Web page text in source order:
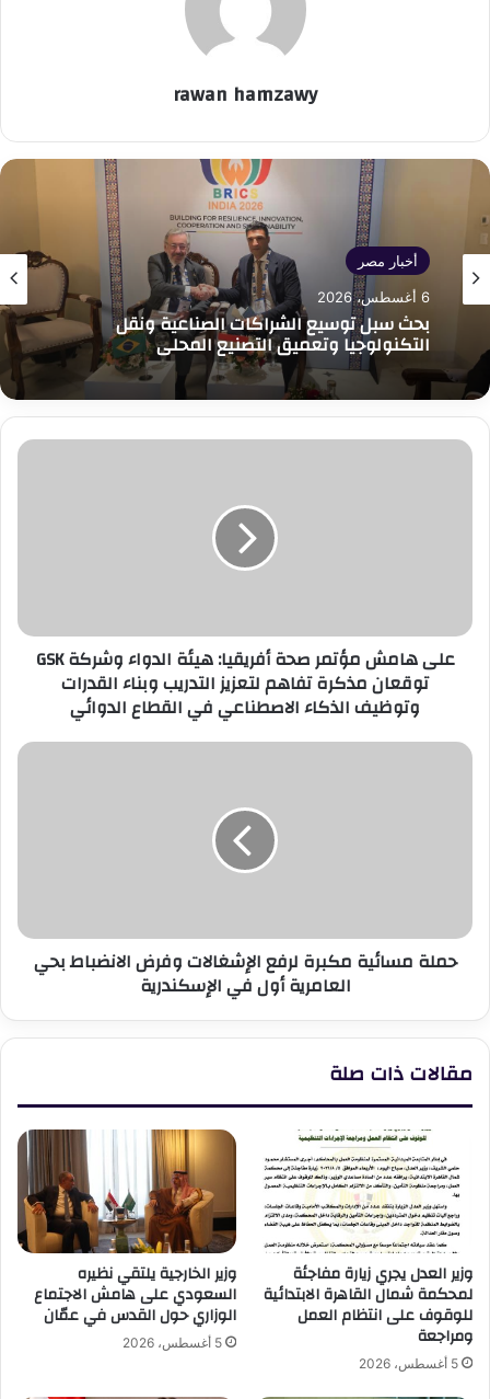
rawan hamzawy
أخبار مصر
6 أغسطس، 2026
بحث سبل توسيع الشراكات الصناعية ونقل
التكنولوجيا وتعميق التصنيع المحلي
على
GSK
توقعان
التدريب
الدوائي
على هامش مؤتمر صحة أفريقيا: هيئة الدواء وشركة GSK
توقعان مذكرة تفاهم لتعزيز التدريب وبناء القدرات
وتوظيف الذكاء الاصطناعي في القطاع الدوائي
حملة
العامرية
أولحملة مسائية مكبرة لرفع الإشغالات وفرض الانضباط بحي
العامرية أول في الإسكندرية
مقالات ذات صلة
وزير العدل يجري زيارة مفاجئة
لمحكمة شمال القاهرة الابتدائية
للوقوف على انتظام العمل
ومراجعة
5 أغسطس، 2026
وزير الخارجية يلتقي نظيره
السعودي على هامش الاجتماع
الوزاري حول القدس في عمّان
5 أغسطس، 2026